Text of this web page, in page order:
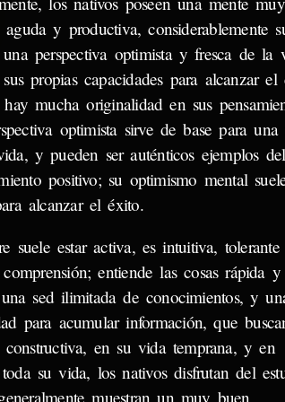
aguda y productiva, considerablemente
perspectiva optimista y fresca de la
propias capacidades para alcanzar el
mucha originalidad en sus
optimista sirve de base para una
y pueden ser auténticos ejemplos del
positivo; su optimismo mental
alcanzar el éxito.
suele estar activa, es intuitiva,
entiende las cosas rápida y
sed ilimitada de conocimientos, y
para acumular información, que
en su vida temprana, y en
su vida, los nativos disfrutan del
muestran un muy buen